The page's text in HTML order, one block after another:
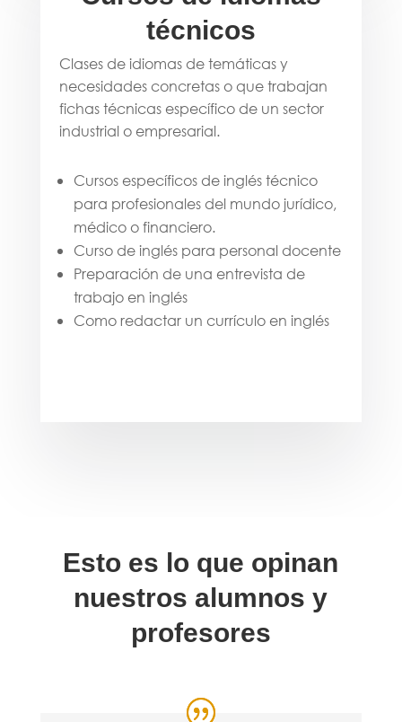
técnicos
Clases de idiomas de temáticas y
necesidades concretas o que trabajan
fichas técnicas específico de un sector
industrial o empresarial.
Cursos específicos de inglés técnico
para profesionales del mundo jurídico,
médico o financiero.
Curso de inglés para personal docente
Preparación de una entrevista de
trabajo en inglés
Como redactar un currículo en inglés
Esto es lo que opinan
nuestros alumnos y
profesores